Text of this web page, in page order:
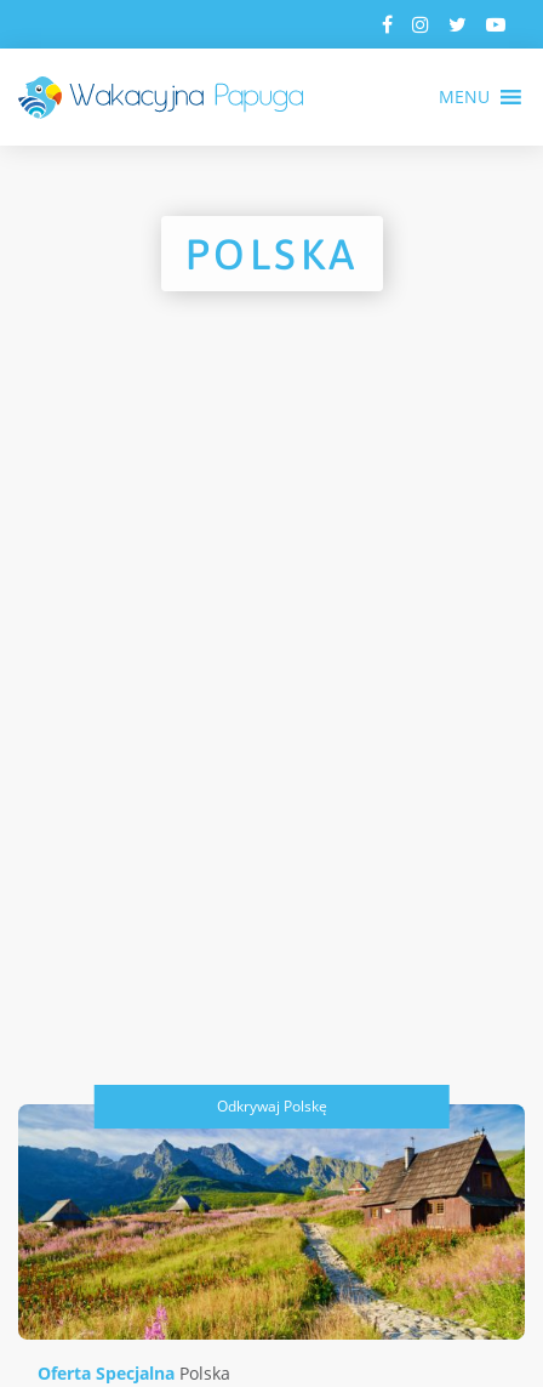
MENU
POLSKA
Odkrywaj Polskę
Oferta Specjalna Polska